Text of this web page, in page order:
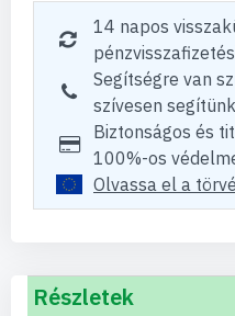
14 napos
Segítségre van
szívesen
Biztonságos és
100%-os
Olvassa el a
Részletek